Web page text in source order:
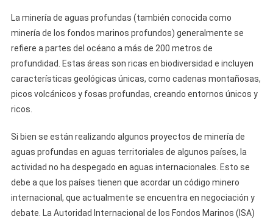
La minería de aguas profundas (también conocida como
minería de los fondos marinos profundos) generalmente se
refiere a partes del océano a más de 200 metros de
profundidad. Estas áreas son ricas en biodiversidad e incluyen
características geológicas únicas, como cadenas montañosas,
picos volcánicos y fosas profundas, creando entornos únicos y
ricos.
Si bien se están realizando algunos proyectos de minería de
aguas profundas en aguas territoriales de algunos países, la
actividad no ha despegado en aguas internacionales. Esto se
debe a que los países tienen que acordar un código minero
internacional, que actualmente se encuentra en negociación y
debate. La Autoridad Internacional de los Fondos Marinos (ISA)